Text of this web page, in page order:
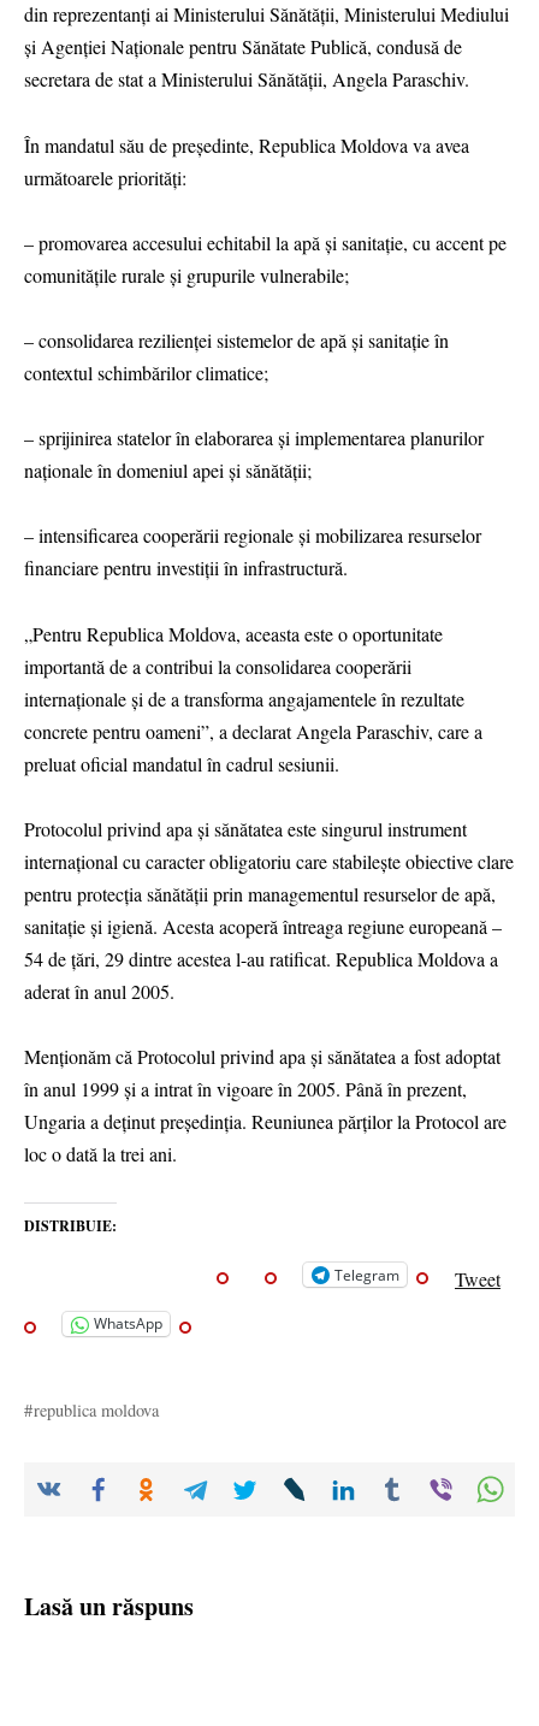
din reprezentanți ai Ministerului Sănătății, Ministerului Mediului
și Agenției Naționale pentru Sănătate Publică, condusă de
secretara de stat a Ministerului Sănătății, Angela Paraschiv.
În mandatul său de președinte, Republica Moldova va avea
următoarele priorități:
– promovarea accesului echitabil la apă și sanitație, cu accent pe
comunitățile rurale și grupurile vulnerabile;
– consolidarea rezilienței sistemelor de apă și sanitație în
contextul schimbărilor climatice;
– sprijinirea statelor în elaborarea și implementarea planurilor
naționale în domeniul apei și sănătății;
– intensificarea cooperării regionale și mobilizarea resurselor
financiare pentru investiții în infrastructură.
„Pentru Republica Moldova, aceasta este o oportunitate
importantă de a contribui la consolidarea cooperării
internaționale și de a transforma angajamentele în rezultate
concrete pentru oameni”, a declarat Angela Paraschiv, care a
preluat oficial mandatul în cadrul sesiunii.
Protocolul privind apa și sănătatea este singurul instrument
internațional cu caracter obligatoriu care stabilește obiective clare
pentru protecția sănătății prin managementul resurselor de apă,
sanitație și igienă. Acesta acoperă întreaga regiune europeană –
54 de țări, 29 dintre acestea l-au ratificat. Republica Moldova a
aderat în anul 2005.
Menționăm că Protocolul privind apa și sănătatea a fost adoptat
în anul 1999 și a intrat în vigoare în 2005. Până în prezent,
Ungaria a deținut președinția. Reuniunea părților la Protocol are
loc o dată la trei ani.
DISTRIBUIE:
Telegram Tweet
WhatsApp
republica moldova
Lasă un răspuns